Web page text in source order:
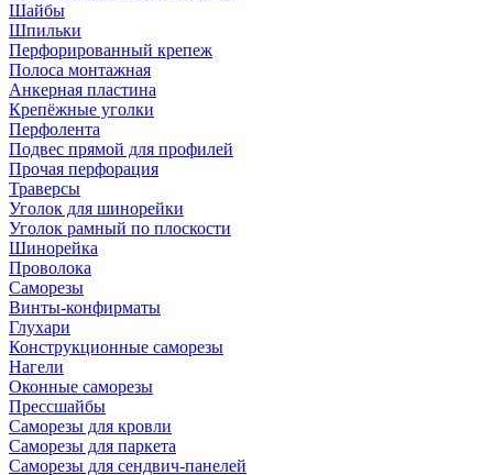
Шайбы
Шпильки
Перфорированный крепеж
Полоса монтажная
Анкерная пластина
Крепёжные уголки
Перфолента
Подвес прямой для профилей
Прочая перфорация
Траверсы
Уголок для шинорейки
Уголок рамный по плоскости
Шинорейка
Проволока
Саморезы
Винты-конфирматы
Глухари
Конструкционные саморезы
Нагели
Оконные саморезы
Прессшайбы
Саморезы для кровли
Саморезы для паркета
Саморезы для сендвич-панелей